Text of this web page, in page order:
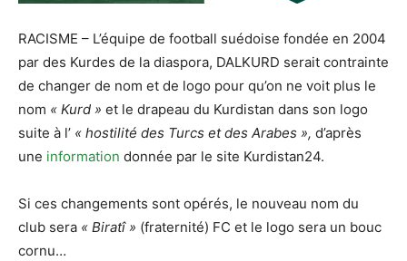
RACISME – L’équipe de football suédoise fondée en 2004
par des Kurdes de la diaspora, DALKURD serait contrainte
de changer de nom et de logo pour qu’on ne voit plus le
nom « Kurd » et le drapeau du Kurdistan dans son logo
suite à l’ « hostilité des Turcs et des Arabes », d’après
une information donnée par le site Kurdistan24.
Si ces changements sont opérés, le nouveau nom du
club sera « Biratî » (fraternité) FC et le logo sera un bouc
cornu…